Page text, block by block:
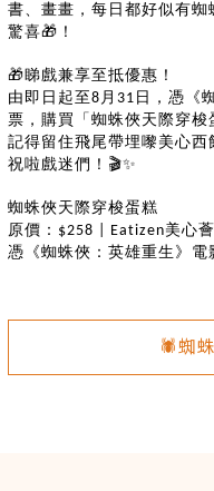
書、畫畫，每日都好似有
驚喜🎁 ！
🎁睇戲兼享至抵優惠！
由即日起至8 月 31 日，憑《
票，購買「蜘蛛俠天際穿梭
記得留住飛尾帶埋嚟美心
祝啦戲迷們！ 🎬✨
蜘蛛俠天際穿梭蛋糕
原價： $258 | Eatizen美心
憑《蜘蛛俠：英雄重生》電
🕷️蜘